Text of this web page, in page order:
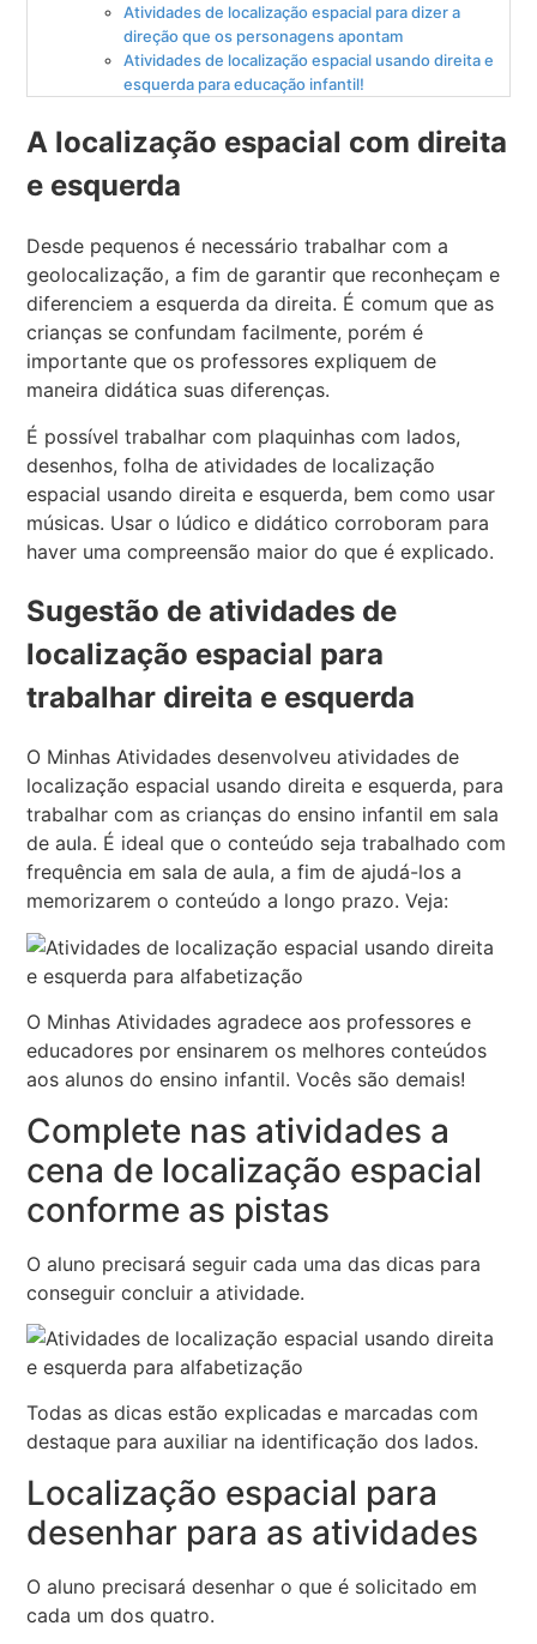
Atividades de localização espacial para dizer a
direção que os personagens apontam
Atividades de localização espacial usando direita e
esquerda para educação infantil!
A localização espacial com direita
e esquerda
Desde pequenos é necessário trabalhar com a
geolocalização, a fim de garantir que reconheçam e
diferenciem a esquerda da direita. É comum que as
crianças se confundam facilmente, porém é
importante que os professores expliquem de
maneira didática suas diferenças.
É possível trabalhar com plaquinhas com lados,
desenhos, folha de atividades de localização
espacial usando direita e esquerda, bem como usar
músicas. Usar o lúdico e didático corroboram para
haver uma compreensão maior do que é explicado.
Sugestão de atividades de
localização espacial para
trabalhar direita e esquerda
O Minhas Atividades desenvolveu atividades de
localização espacial usando direita e esquerda, para
trabalhar com as crianças do ensino infantil em sala
de aula. É ideal que o conteúdo seja trabalhado com
frequência em sala de aula, a fim de ajudá-los a
memorizarem o conteúdo a longo prazo. Veja:
O Minhas Atividades agradece aos professores e
educadores por ensinarem os melhores conteúdos
aos alunos do ensino infantil. Vocês são demais!
Complete nas atividades a
cena de localização espacial
conforme as pistas
O aluno precisará seguir cada uma das dicas para
conseguir concluir a atividade.
Todas as dicas estão explicadas e marcadas com
destaque para auxiliar na identificação dos lados.
Localização espacial para
desenhar para as atividades
O aluno precisará desenhar o que é solicitado em
cada um dos quatro.